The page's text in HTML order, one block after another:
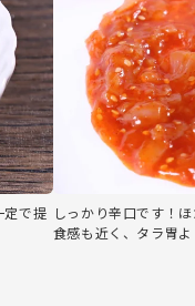
定で提 しっかり辛口です！
食感も近く、タラ胃よ